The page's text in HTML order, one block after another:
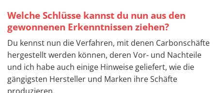
Welche Schlüsse kannst du nun aus den
gewonnenen Erkenntnissen ziehen?
Du kennst nun die Verfahren, mit denen Carbonschäfte
hergestellt werden können, deren Vor- und Nachteile
und ich habe auch einige Hinweise geliefert, wie die
gängigsten Hersteller und Marken ihre Schäfte